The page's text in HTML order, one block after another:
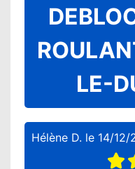
LE-
Hélène D. le 14/12/